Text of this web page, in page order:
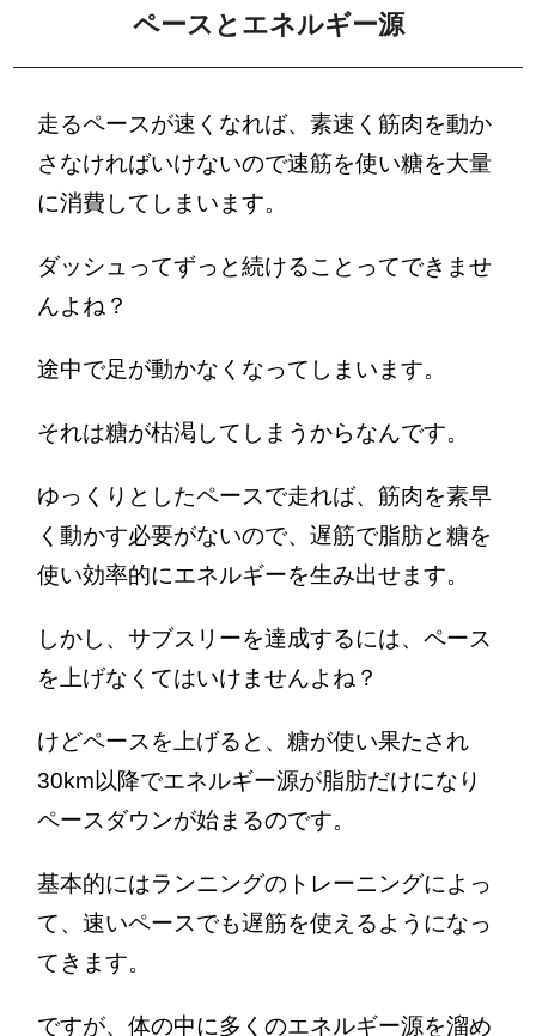
ペースとエネルギー源
走るペースが速くなれば、素速く筋肉を動か
さなければいけないので速筋を使い糖を大量
に消費してしまいます。
ダッシュってずっと続けることってできませ
んよね？
途中で足が動かなくなってしまいます。
それは糖が枯渇してしまうからなんです。
ゆっくりとしたペースで走れば、筋肉を素早
く動かす必要がないので、遅筋で脂肪と糖を
使い効率的にエネルギーを生み出せます。
しかし、サブスリーを達成するには、ペース
を上げなくてはいけませんよね？
けどペースを上げると、糖が使い果たされ
30km以降でエネルギー源が脂肪だけになり
ペースダウンが始まるのです。
基本的にはランニングのトレーニングによっ
て、速いペースでも遅筋を使えるようになっ
てきます。
ですが、体の中に多くのエネルギー源を溜め